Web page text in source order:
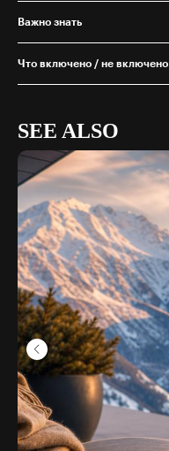
Важно знать
Что включено / не включено
SEE ALSO